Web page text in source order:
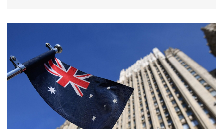
Виза в Австралию – это процесс, требующий
Вам нужна виза?
Давайте